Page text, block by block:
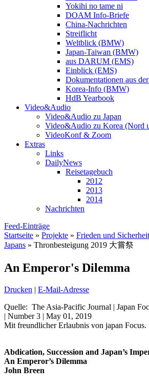
Yokihi no tame ni
DOAM Info-Briefe
China-Nachrichten
Streiflicht
Weltblick (BMW)
Japan-Taiwan (BMW)
aus DARUM (EMS)
Einblick (EMS)
Dokumentationen aus
Korea-Info (BMW)
HdB Yearbook
Video&Audio
Video&Audio zu Japan
Video&Audio zu Korea (Nord
VideoKonf & Zoom
Extras
Links
DailyNews
Reisetagebuch
2012
2013
2014
Nachrichten
Feed-Einträge
Startseite » Projekte » Frieden und Sicherheit
Japans » Thronbesteigung 2019 大嘗祭
An Emperor's Dilemma
Drucken | E-Mail-Adresse
Quelle: The Asia-Pacific Journal | Japan
| Number 3 | May 01, 2019
Mit freundlicher Erlaubnis von japan Focus.
Abdication, Succession and Japan’s
An Emperor’s Dilemma
John Breen